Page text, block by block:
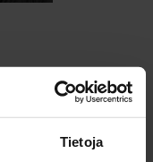
Tietoja